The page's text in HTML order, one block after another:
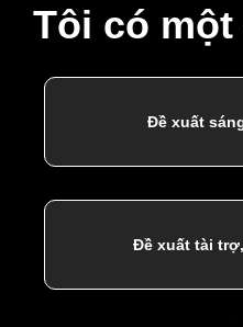
Tôi có một
Đề xuất
Đề xuất tài